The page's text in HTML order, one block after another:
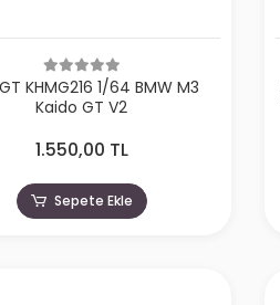
KHMG216 1/64 BMW M3
Kaido GT V2
1.550,00 TL
Sepete Ekle